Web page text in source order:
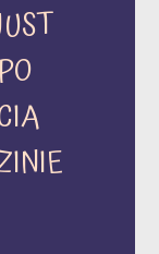
PO